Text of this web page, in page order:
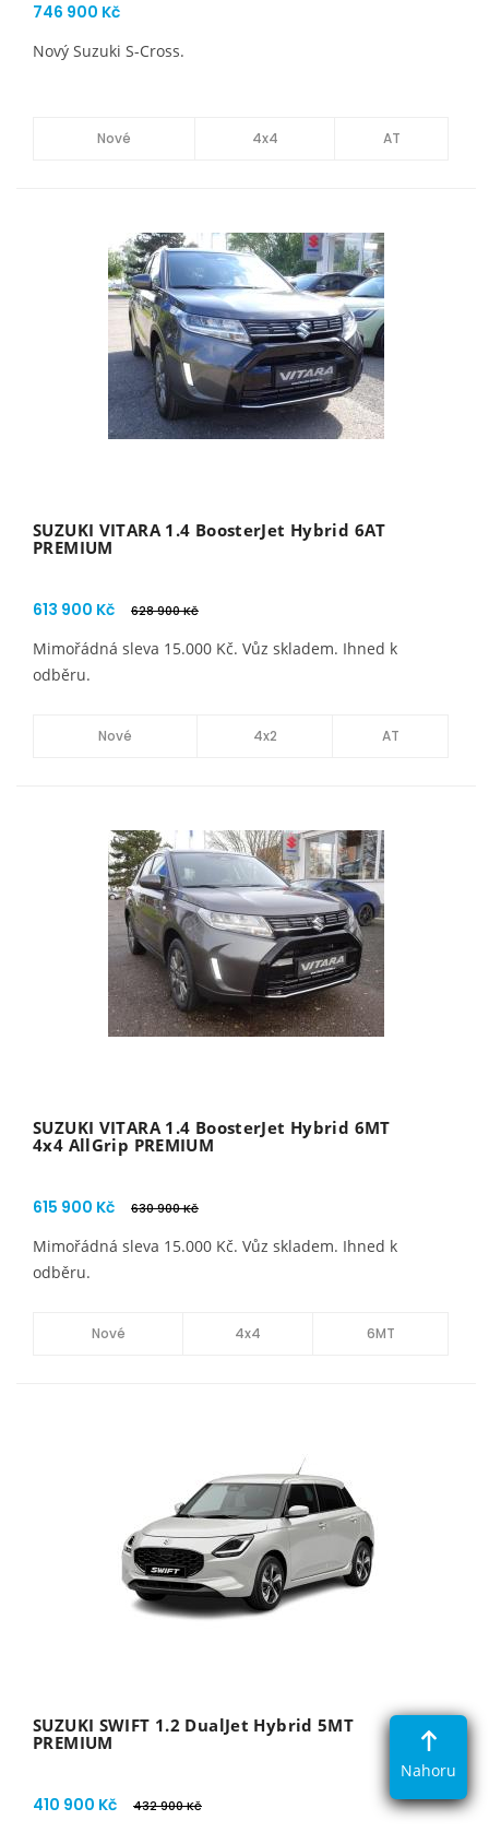
746 900 Kč
Nový Suzuki S-Cross.
Nové 4x4 AT
SUZUKI VITARA 1.4 BoosterJet Hybrid 6AT
PREMIUM
613 900 Kč 628 900 Kč
Mimořádná sleva 15.000 Kč. Vůz skladem. Ihned k
odběru.
Nové 4x2 AT
SUZUKI VITARA 1.4 BoosterJet Hybrid 6MT
4x4 AllGrip PREMIUM
615 900 Kč 630 900 Kč
Mimořádná sleva 15.000 Kč. Vůz skladem. Ihned k
odběru.
Nové 4x4 6MT
SUZUKI SWIFT 1.2 DualJet Hybrid 5MT
PREMIUM
410 900 Kč 432 900 Kč
Nahoru